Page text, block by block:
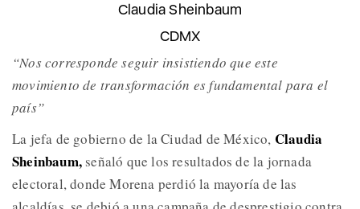
Claudia Sheinbaum
CDMX
“Nos corresponde seguir insistiendo que este
movimiento de transformación es fundamental para el
país”
La jefa de gobierno de la Ciudad de México, Claudia
Sheinbaum, señaló que los resultados de la jornada
electoral, donde Morena perdió la mayoría de las